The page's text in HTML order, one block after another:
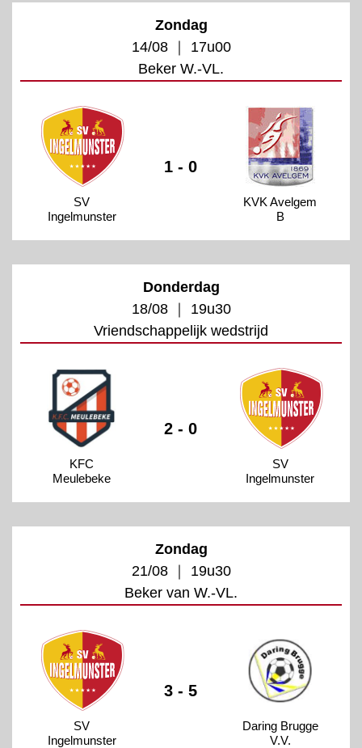
Zondag
14/08 ｜ 17u00
Beker W.-VL.
SV
Ingelmunster
1 - 0
KVK Avelgem
B
Donderdag
18/08 ｜ 19u30
Vriendschappelijk wedstrijd
KFC
Meulebeke
2 - 0
SV
Ingelmunster
Zondag
21/08 ｜ 19u30
Beker van W.-VL.
SV
Ingelmunster
3 - 5
Daring Brugge
V.V.